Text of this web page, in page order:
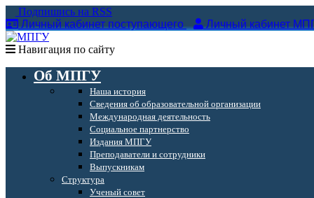
Подпишись на RSS
Личный кабинет поступающего
Личный кабинет
Навигация по сайту
Об МПГУ
Наша история
Сведения об образовательной организации
Международная деятельность
Социальное партнерство
Издания МПГУ
Преподаватели и сотрудники
Выпускникам
Структура
Ученый совет